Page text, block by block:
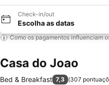
Check-in/out
Escolha as datas
Como os pagamentos influenciam
Casa do Joao
Bed & Breakfast 7,3 (307